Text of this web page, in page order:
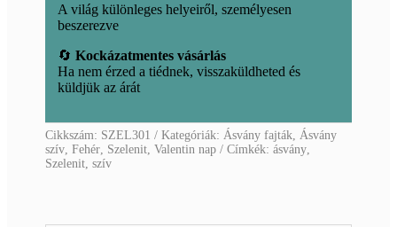
A világ különleges helyeiről, személyesen
beszerezve
🔄Kockázatmentes vásárlás
Ha nem érzed a tiédnek, visszaküldheted és
küldjük az árát
Cikkszám: SZEL301 Kategóriák: Ásvány fajták Ásvány
szív ,Fehér Szelenit ,Valentin nap Címkék:ásvány
Szelenit ,szív